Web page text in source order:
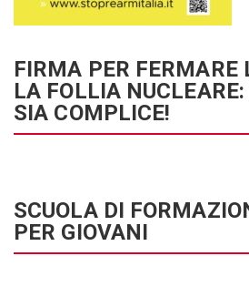
FIRMA PER FERMARE
LA FOLLIA
SIA COMPLICE!
SCUOLA DI
PER GIOVANI